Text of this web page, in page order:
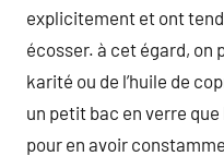
explicitement et ont
écosser. à cet égard, on
karité ou de l’huile de
un petit bac en verre
pour en avoir